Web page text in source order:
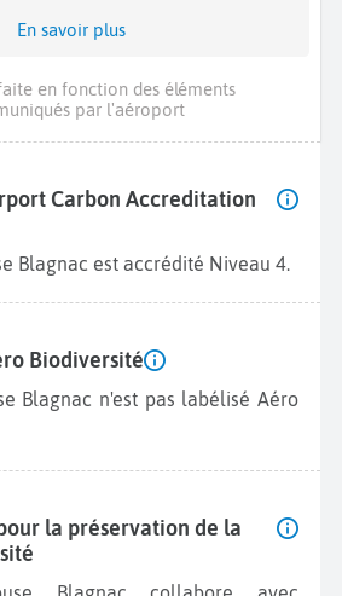
En savoir plus
en fonction des éléments
par l'aéroport
Carbon Accreditation
Blagnac est accrédité Niveau 4.
Biodiversité
la préservation de la